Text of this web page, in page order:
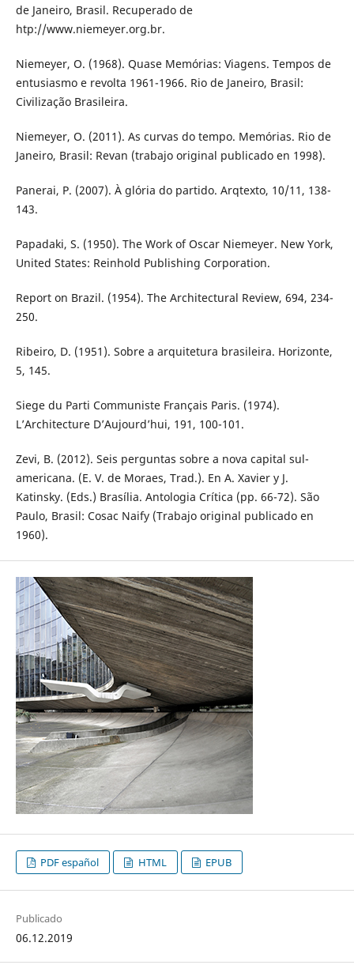
de Janeiro, Brasil. Recuperado de
htp://www.niemeyer.org.br.
Niemeyer, O. (1968). Quase Memórias: Viagens. Tempos de
entusiasmo e revolta 1961-1966. Rio de Janeiro, Brasil:
Civilização Brasileira.
Niemeyer, O. (2011). As curvas do tempo. Memórias. Rio de
Janeiro, Brasil: Revan (trabajo original publicado en 1998).
Panerai, P. (2007). À glória do partido. Arqtexto, 10/11, 138-
143.
Papadaki, S. (1950). The Work of Oscar Niemeyer. New York,
United States: Reinhold Publishing Corporation.
Report on Brazil. (1954). The Architectural Review, 694, 234-
250.
Ribeiro, D. (1951). Sobre a arquitetura brasileira. Horizonte,
5, 145.
Siege du Parti Communiste Français Paris. (1974).
L’Architecture D’Aujourd’hui, 191, 100-101.
Zevi, B. (2012). Seis perguntas sobre a nova capital sul-
americana. (E. V. de Moraes, Trad.). En A. Xavier y J.
Katinsky. (Eds.) Brasília. Antologia Crítica (pp. 66-72). São
Paulo, Brasil: Cosac Naify (Trabajo original publicado en
1960).
PDF español HTML EPUB
Publicado
06.12.2019